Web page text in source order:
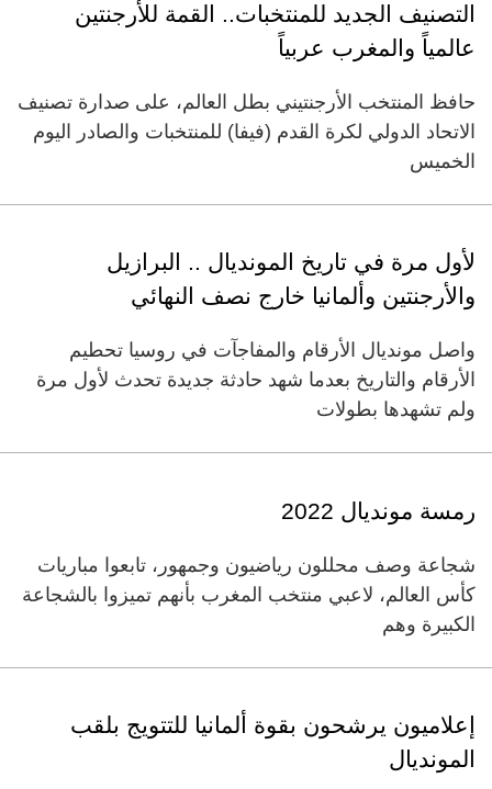
التصنيف الجديد للمنتخبات.. القمة للأرجنتين
عالمياً والمغرب عربياً
حافظ المنتخب الأرجنتيني بطل العالم، على صدارة تصنيف
الاتحاد الدولي لكرة القدم (فيفا) للمنتخبات والصادر اليوم
الخميس
لأول مرة في تاريخ المونديال .. البرازيل
والأرجنتين وألمانيا خارج نصف النهائي
واصل مونديال الأرقام والمفاجآت في روسيا تحطيم
الأرقام والتاريخ بعدما شهد حادثة جديدة تحدث لأول مرة
ولم تشهدها بطولات
رمسة مونديال 2022
شجاعة وصف محللون رياضيون وجمهور، تابعوا مباريات
كأس العالم، لاعبي منتخب المغرب بأنهم تميزوا بالشجاعة
الكبيرة وهم
إعلاميون يرشحون بقوة ألمانيا للتتويج بلقب
المونديال